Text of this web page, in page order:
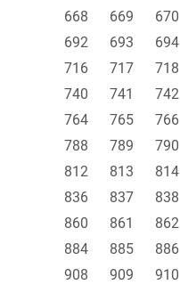
668
669 670
692
693 694
716
717 718
740
741 742
764
765 766
788
789 790
812
813 814
836
837 838
860
861 862
884
885 886
908
909 910